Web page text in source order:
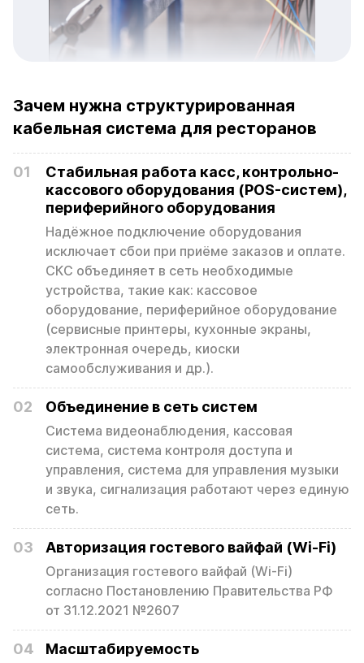
Зачем нужна структурированная
кабельная система для ресторанов
01
Стабильная работа касс, контрольно-
кассового оборудования (POS-систем),
периферийного оборудования
Надёжное подключение оборудования
исключает сбои при приёме заказов и оплате.
СКС объединяет в сеть необходимые
устройства, такие как: кассовое
оборудование, периферийное оборудование
(сервисные принтеры, кухонные экраны,
электронная очередь, киоски
самообслуживания и др.).
02 Объединение в сеть систем
Система видеонаблюдения, кассовая
система, система контроля доступа и
управления, система для управления музыки
и звука, сигнализация работают через единую
сеть.
03 Авторизация гостевого вайфай (Wi-Fi)
Организация гостевого вайфай (Wi-Fi)
согласно Постановлению Правительства РФ
от 31.12.2021 №2607
04 Масштабируемость